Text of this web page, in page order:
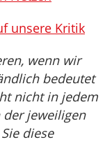
unsere Kritik
wenn wir
bedeutet
nicht in jedem
der jeweiligen
diese